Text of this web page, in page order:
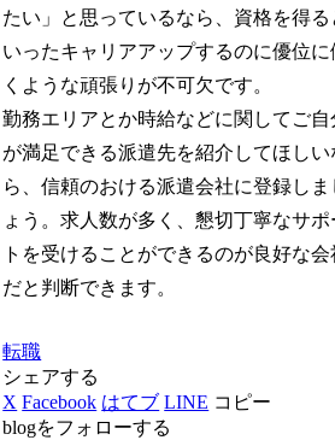
たい」と思っているなら、資格を得る
いったキャリアアップするのに優位に
くような頑張りが不可欠です。
勤務エリアとか時給などに関してご自
が満足できる派遣先を紹介してほしい
ら、信頼のおける派遣会社に登録しま
ょう。求人数が多く、懇切丁寧なサポ
トを受けることができるのが良好な会
だと判断できます。
転職
シェアする
X Facebook はてブ LINE コピー
blogをフォローする